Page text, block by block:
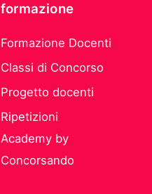
formazione
Formazione Docenti
Classi di Concorso
Progetto docenti
Ripetizioni
Academy by
Concorsando